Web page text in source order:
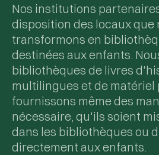
Nos institutions
disposition des locaux que
transformons en
destinées aux enfants.
bibliothèques de livres
multilingues et de matériel
fournissons même des
nécessaire, qu'ils soient
dans les bibliothèques ou
directement aux enfants.